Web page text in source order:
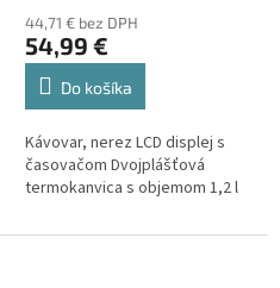
44,71 € bez DPH
54,99 €
Do košíka
Kávovar, nerez LCD displej s
časovačom Dvojplášťová
termokanvica s objemom 1,2 l